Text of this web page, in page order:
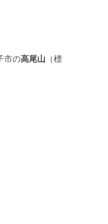
市の高尾山 （標